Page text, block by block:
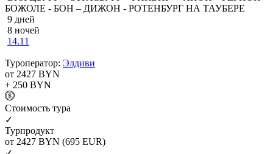
БОЖОЛЕ - БОН – ДИЖОН - РОТЕНБУРГ НА ТАУБЕРЕ
9 дней
8 ночей
14.11
Туроператор: Элдиви
от 2427 BYN
+ 250 BYN
Cтоимость тура
✓
Турпродукт
от 2427 BYN (695 EUR)